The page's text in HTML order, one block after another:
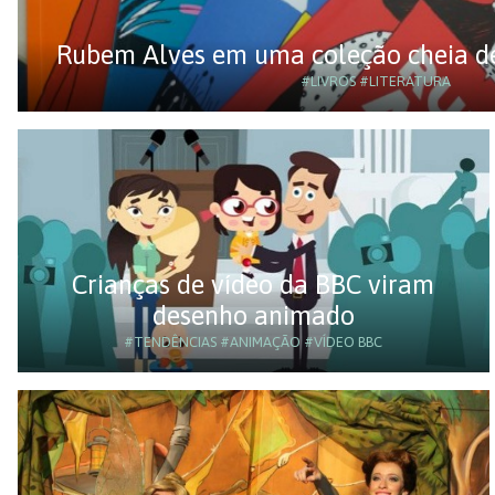
Rubem Alves em uma coleção cheia
#LIVROS#LITERATURA
Crianças de vídeo da BBC viram
desenho animado
#TENDÊNCIAS #ANIMAÇÃO #VÍDEO BBC